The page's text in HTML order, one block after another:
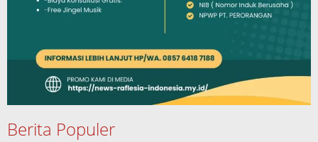
Berita Populer